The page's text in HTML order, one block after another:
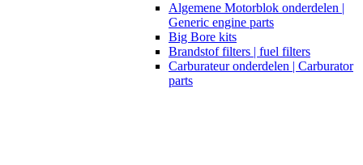
Algemene Motorblok onderdelen |
Generic engine parts
Big Bore kits
Brandstof filters | fuel filters
Carburateur onderdelen | Carburator
parts